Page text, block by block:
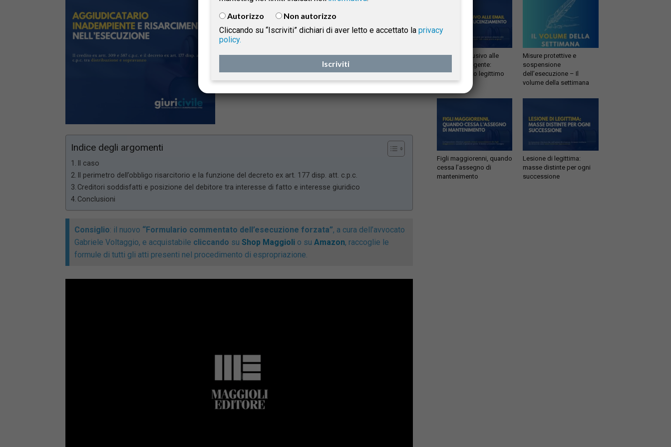
esecuzioni immobiliari, ossiala sorte delle somme
collegate all’inadempimento dell’aggiudicatario e il
, soprattutto quando i creditori risultano
già soddisfatti.
Indice degli argomenti
Il caso
Il perimetro dell’obbligo risarcitorio e la funzione del decreto ex art. 177 disp. att. c.p.c.
Creditori soddisfatti e posizione del debitore tra interesse di fatto e interesse giuridico
Conclusioni
Consiglio: il nuovo “Formulario commentato dell’esecuzione forzata”, a cura dell’avvocato
Gabriele Voltaggio, e acquistabile cliccando su Shop Maggioli o su Amazon, raccoglie le
formule di tutti gli atti presenti nel procedimento di espropriazione.
Accesso abusivo alle
email del dirigente:
licenziamento legittimo
Misure protettive e
sospensione
dell’esecuzione – Il
volume della settimana
Figli maggiorenni, quando
cessa l’assegno di
mantenimento
Lesione di legittima:
masse distinte per ogni
successione
Autorizzo
Non autorizzo
Cliccando su “Iscriviti” dichiari di aver letto e accettato la privacy
policy.
Iscriviti